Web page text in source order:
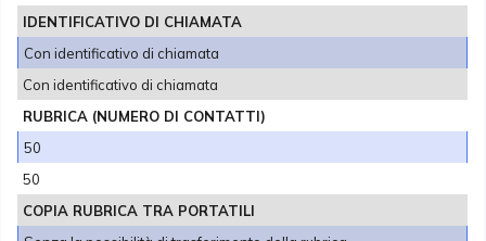
IDENTIFICATIVO DI CHIAMATA
Con identificativo di chiamata
Con identificativo di chiamata
RUBRICA (NUMERO DI CONTATTI)
50
50
COPIA RUBRICA TRA PORTATILI